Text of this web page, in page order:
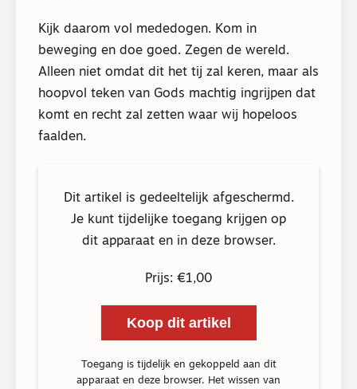
Kijk daarom vol mededogen. Kom in
beweging en doe goed. Zegen de wereld.
Alleen niet omdat dit het tij zal keren, maar als
hoopvol teken van Gods machtig ingrijpen dat
komt en recht zal zetten waar wij hopeloos
faalden.
Dit artikel is gedeeltelijk afgeschermd.
Je kunt tijdelijke toegang krijgen op
dit apparaat en in deze browser.
Prijs: €1,00
Koop dit artikel
Toegang is tijdelijk en gekoppeld aan dit
apparaat en deze browser. Het wissen van